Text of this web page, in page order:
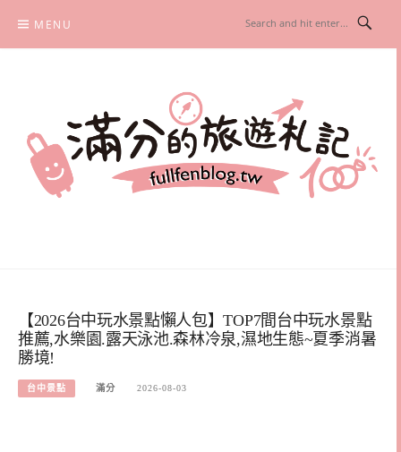
content
MENU
【2026台中玩水景點懶人包】TOP7間台中玩水景點
推薦,水樂園.露天泳池.森林冷泉,濕地生態~夏季消暑
勝境!
台中景點 滿分 2026-08-03